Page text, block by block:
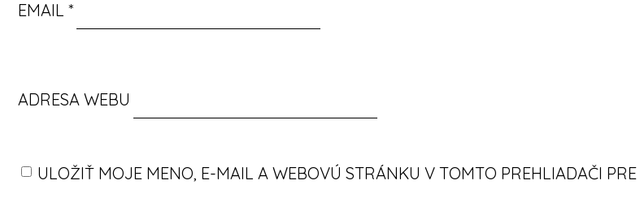
EMAIL *
ADRESA WEBU
ULOŽIŤ MOJE MENO, E-MAIL A WEBOVÚ STRÁNKU V TOMTO PREHLIADAČI